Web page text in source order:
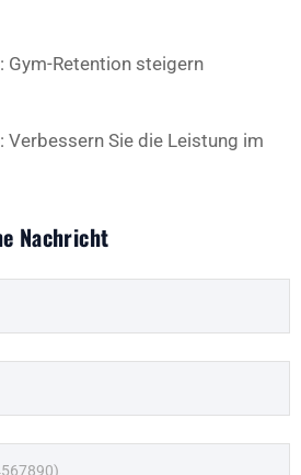
Gym-Retention steigern
Verbessern Sie die Leistung im
Nachricht